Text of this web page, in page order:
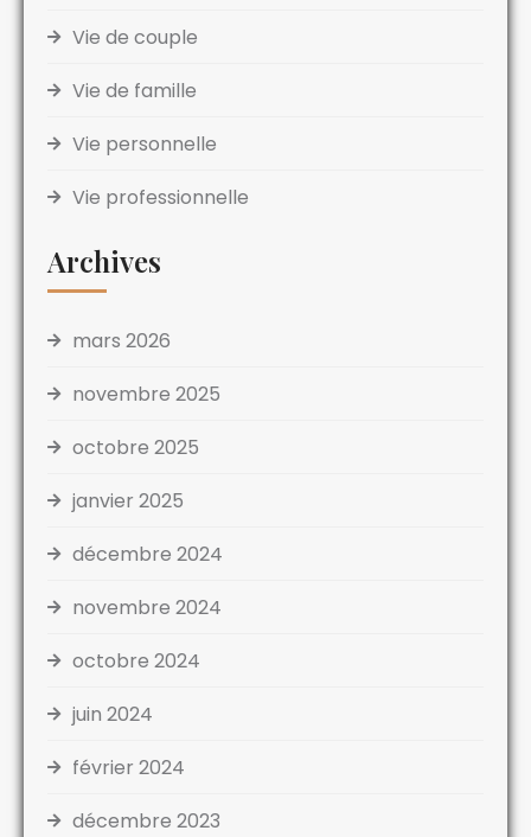
Vie de couple
Vie de famille
Vie personnelle
Vie professionnelle
Archives
mars 2026
novembre 2025
octobre 2025
janvier 2025
décembre 2024
novembre 2024
octobre 2024
juin 2024
février 2024
décembre 2023